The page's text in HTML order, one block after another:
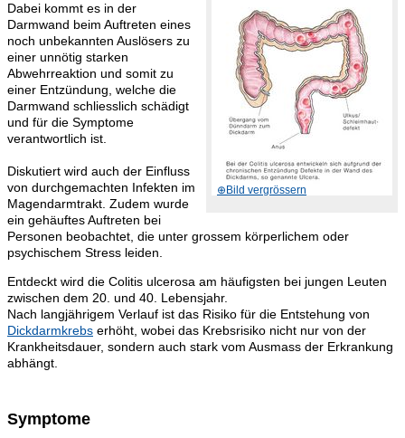
Dabei kommt es in der
Darmwand beim Auftreten eines
noch unbekannten Auslösers zu
einer unnötig starken
Abwehrreaktion und somit zu
einer Entzündung, welche die
Darmwand schliesslich schädigt
und für die Symptome
verantwortlich ist.
Diskutiert wird auch der Einfluss
von durchgemachten Infekten im
Magendarmtrakt. Zudem wurde
ein gehäuftes Auftreten bei
Personen beobachtet, die unter grossem körperlichem oder
psychischem Stress leiden.
Entdeckt wird die Colitis ulcerosa am häufigsten bei jungen Leuten
zwischen dem 20. und 40. Lebensjahr.
Nach langjährigem Verlauf ist das Risiko für die Entstehung von
Dickdarmkrebs erhöht, wobei das Krebsrisiko nicht nur von der
Krankheitsdauer, sondern auch stark vom Ausmass der Erkrankung
abhängt.
Symptome